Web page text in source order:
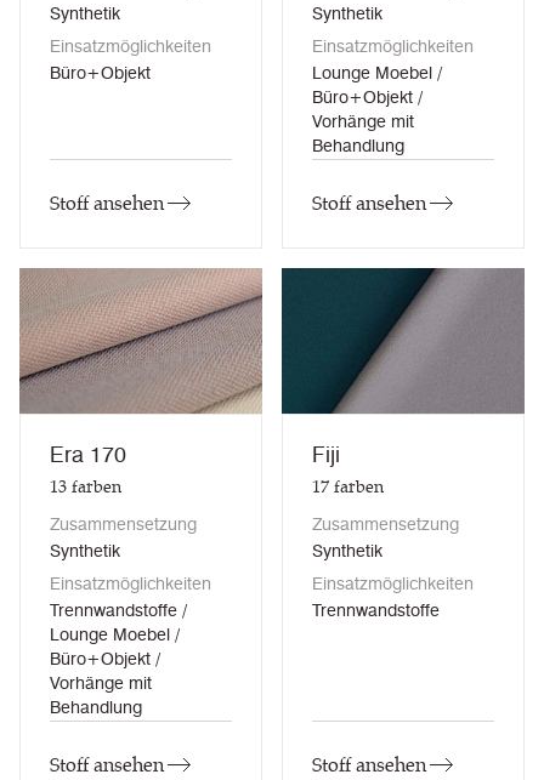
Synthetik
Einsatzmöglichkeiten
Büro+Objekt
Stoff ansehen
Synthetik
Einsatzmöglichkeiten
Lounge Moebel /
Büro+Objekt /
Vorhänge mit
Behandlung
Stoff ansehen
Era 170
13farben
Zusammensetzung
Synthetik
Einsatzmöglichkeiten
Trennwandstoffe /
Lounge Moebel /
Büro+Objekt /
Vorhänge mit
Behandlung
Stoff ansehen
Fiji
17farben
Zusammensetzung
Synthetik
Einsatzmöglichkeiten
Trennwandstoffe
Stoff ansehen